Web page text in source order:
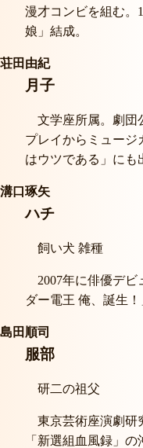
漫才コンビを組む。
娘」結成。
荘田由紀
月子
文学座所属。劇団
プレイからミュージ
はウツである」にも
溝口琢矢
ハチ
飼い犬 雑種
2007年に俳優デビ
ダー電王 俺、誕生
島田順司
服部
研二の祖父
東京芸術座演劇研
「新選組血風録」の